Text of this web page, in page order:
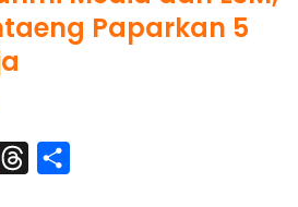
Paparkan 5